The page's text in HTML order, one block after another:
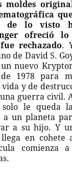
moldes
de lo visto
ofreció
rechazado.
de David S.
nuevo
1978 para
y de
guerra civil.
le queda
un planeta
a su hijo. Y
llega en
comienza